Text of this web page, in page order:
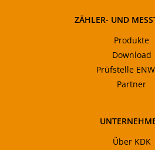
ZÄHLER- UND
Produkte
Download
Prüfstelle
Partner
Über KDK